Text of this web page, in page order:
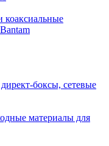
коаксиальные
боксы, сетевые
материалы для